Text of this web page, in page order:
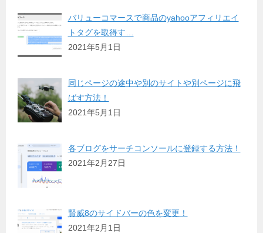
バリューコマースで商品のyahooアフィリエイ
トタグを取得す…
2021年5月1日
同じページの途中や別のサイトや別ページに飛
ばす方法！
2021年5月1日
各ブログをサーチコンソールに登録する方法！
2021年2月27日
賢威8のサイドバーの色を変更！
2021年2月1日